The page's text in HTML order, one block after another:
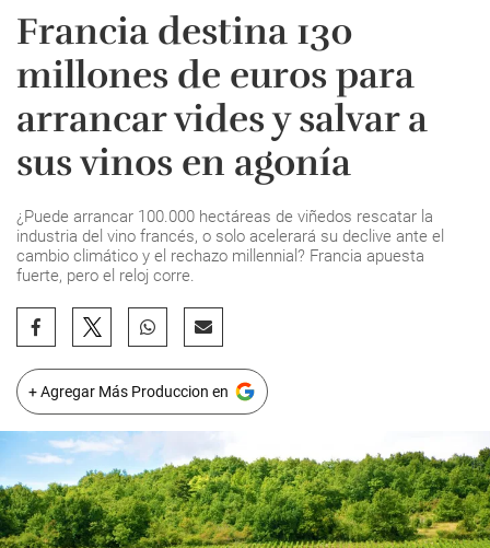
Francia destina 130
millones de euros para
arrancar vides y salvar a
sus vinos en agonía
¿Puede arrancar 100.000 hectáreas de viñedos rescatar la
industria del vino francés, o solo acelerará su declive ante el
cambio climático y el rechazo millennial? Francia apuesta
fuerte, pero el reloj corre.
+ Agregar Más Produccion en